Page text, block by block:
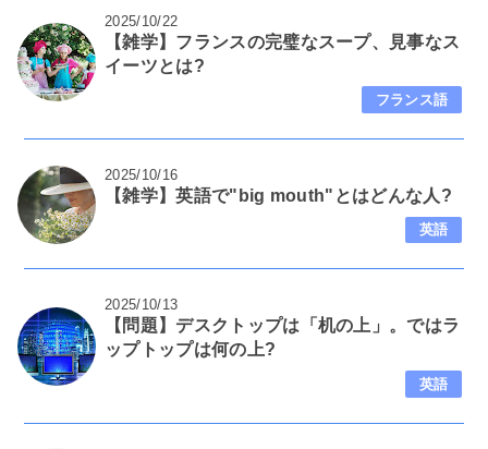
2025/10/22
【雑学】フランスの完璧なスープ、見事なス
イーツとは?
フランス語
2025/10/16
【雑学】英語で"big mouth"とはどんな人?
英語
2025/10/13
【問題】デスクトップは「机の上」。ではラ
ップトップは何の上?
英語